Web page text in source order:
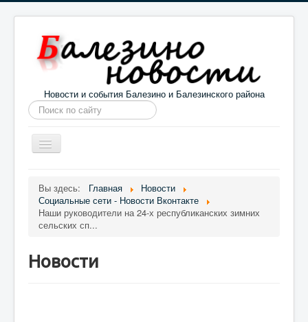
Новости и события Балезино и Балезинского района
Искать...
Toggle
Navigation
Информация Галерея О проекте
Вы здесь: Главная
Новости
Социальные сети - Новости Вконтакте
Наши руководители на 24-х республиканских зимних
сельских сп...
Новости